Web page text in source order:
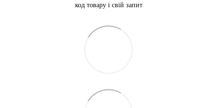
код товару і свій запит